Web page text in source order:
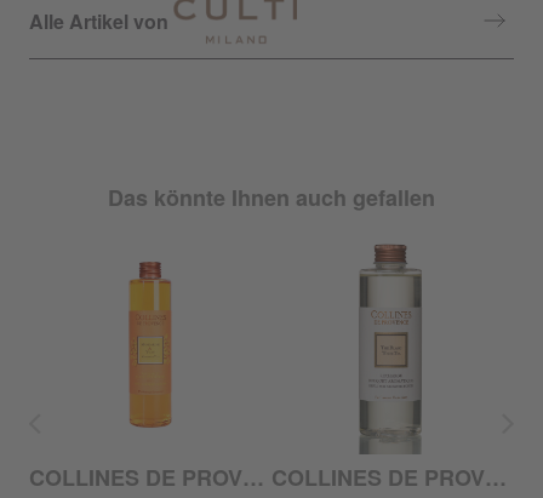
Alle Artikel von
Das könnte Ihnen auch gefallen
COLLINES DE PROVENCE
COLLINES DE PROVENCE